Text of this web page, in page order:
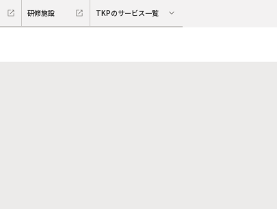
研修施設 TKPのサービス一覧